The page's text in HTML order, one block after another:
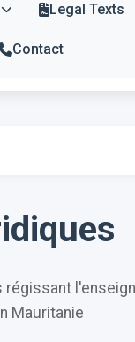
Legal Texts
Contact
Mauritanie